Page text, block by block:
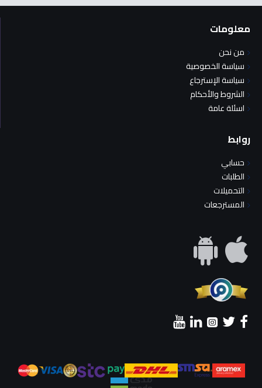
معلومات
من نحن
سياسة الخصوصية
سياسة الإسترجاع
الشروط والأحكام
اسئلة عامة
روابط
حسابي
الطلبات
التحميلات
المسترجعات